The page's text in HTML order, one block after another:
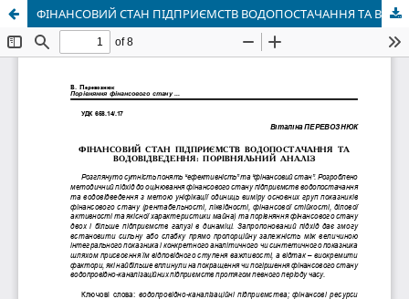
ФІНАНСОВИЙ СТАН ПІДПРИЄМСТВ ВОДОПОСТАЧАННЯ ТА ВОДОВІДВЕДЕННЯ: ПОРІВНЯЛЬНИЙ АНАЛІЗ